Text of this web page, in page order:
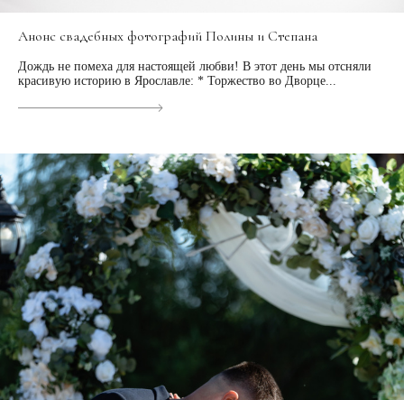
Анонс свадебных фотографий Полины и Степана
Дождь не помеха для настоящей любви! В этот день мы отсняли
красивую историю в Ярославле: * Торжество во Дворце...